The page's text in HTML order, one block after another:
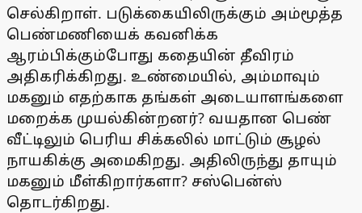
செல்கிறாள். படுக்கையிலிருக்கும் அம்மூத்த
பெண்மணியைக் கவனிக்க
ஆரம்பிக்கும்போது கதையின் தீவிரம்
அதிகரிக்கிறது. உண்மையில், அம்மாவும்
மகனும் எதற்காக தங்கள் அடையாளங்களை
மறைக்க முயல்கின்றனர்? வயதான பெண்
வீட்டிலும் பெரிய சிக்கலில் மாட்டும் சூழல்
நாயகிக்கு அமைகிறது. அதிலிருந்து தாயும்
மகனும் மீள்கிறார்களா? சஸ்பென்ஸ்
தொடர்கிறது.